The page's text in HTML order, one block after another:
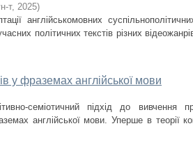
т, 2025)
англійськомовних
політичних текстів різних
у фраземах англійської мови
семіотичний підхід до вивчення
англійської мови. Уперше в теорії